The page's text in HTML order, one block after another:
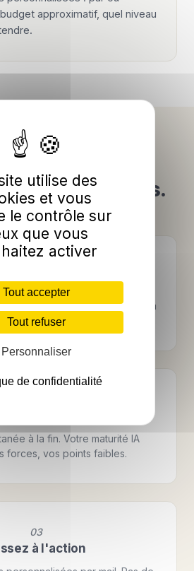
approximatif, quel niveau
ÇA MARCHE
trois minutes.
aux questions
sur votre entreprise. Cases à
multiples. Pas de rédaction.
à la fin. Votre maturité IA
forces, vos points faibles.
03
à l'action
utilise des
et vous
le contrôle sur
que vous
activer
Tout accepter
Tout refuser
Personnaliser
de confidentialité